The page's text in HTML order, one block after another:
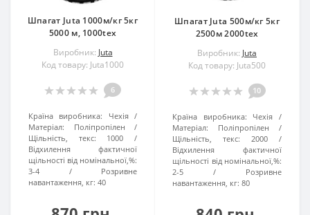
Шпагат Juta 1000м/кг 5кг
5000 м, 1000tex
Виробник: Juta
Код товару: Juta1000
6
Країна виробника:
Чехія
Матеріал:
Поліпропілен
Щільність, текс:
1000
Відхилення фактичної
щільності від номінальної,%:
3-4
Розривне
навантаження, кг: 40
Шпагат Juta 500м/кг 5кг
2500м 2000tex
Виробник: Juta
Код товару: Juta500
10
Країна виробника:
Чехія
Матеріал:
Поліпропілен
Щільність, текс:
2000
Відхилення фактичної
щільності від номінальної,%:
2-5
Розривне
навантаження, кг: 80